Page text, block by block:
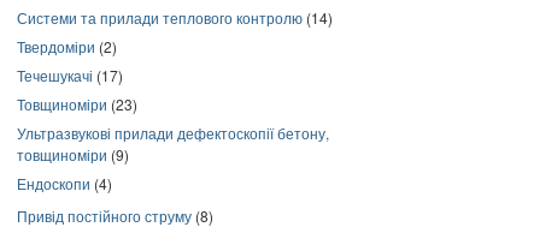
Системи та прилади теплового контролю (14)
Твердоміри (2)
Течешукачі (17)
Товщиноміри (23)
Ультразвукові прилади дефектоскопії бетону,
товщиноміри (9)
Ендоскопи (4)
Привід постійного струму (8)